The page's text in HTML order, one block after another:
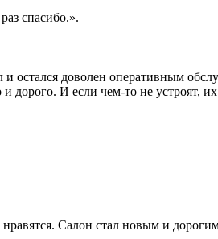
спасибо.».
остался доволен оперативным
дорого. И если чем-то не устроят,
Салон стал новым и